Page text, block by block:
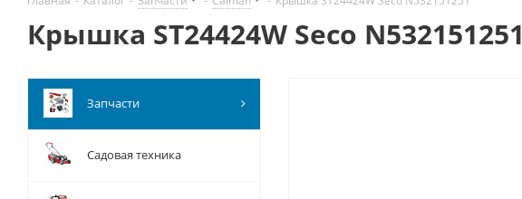
Крышка ST24424W Seco N532151251
Запчасти
Садовая техника